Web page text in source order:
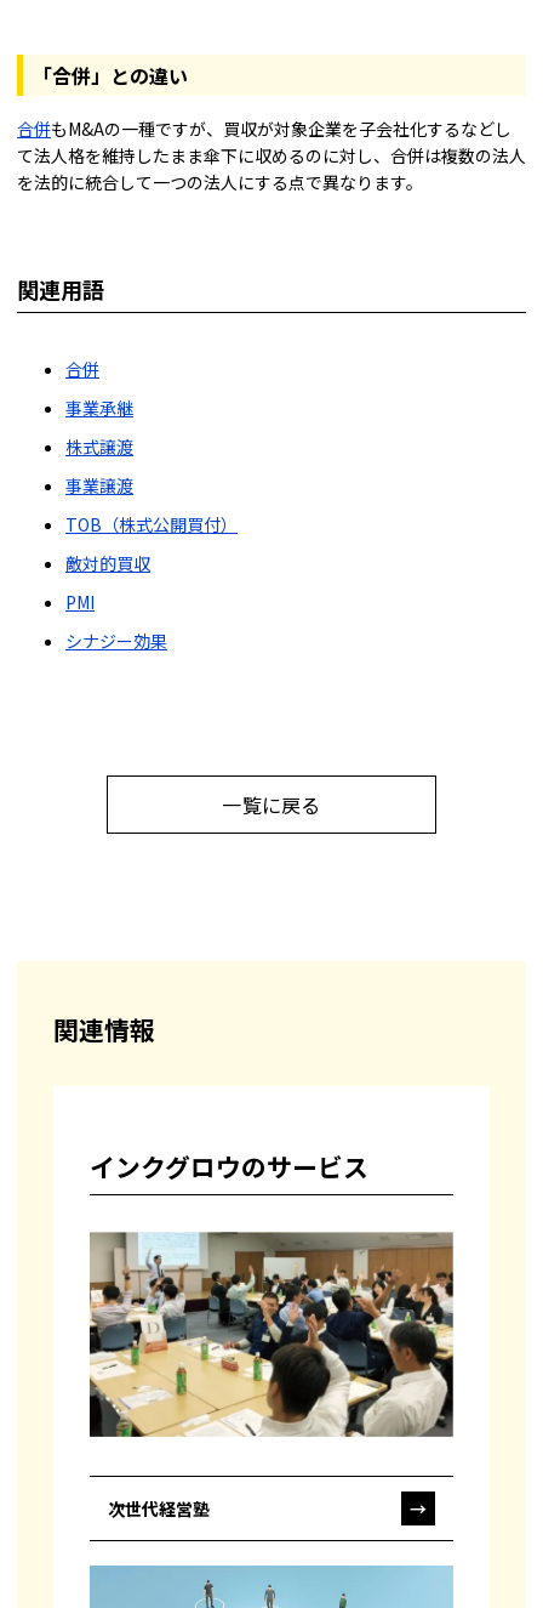
「合併」との違い
合併もM&Aの一種ですが、買収が対象企業を子会社化するなどし
て法人格を維持したまま傘下に収めるのに対し、合併は複数の法人
を法的に統合して一つの法人にする点で異なります。
関連用語
合併
事業承継
株式譲渡
事業譲渡
TOB（株式公開買付）
敵対的買収
PMI
シナジー効果
一覧に戻る
関連情報
インクグロウのサービス
次世代経営塾 →